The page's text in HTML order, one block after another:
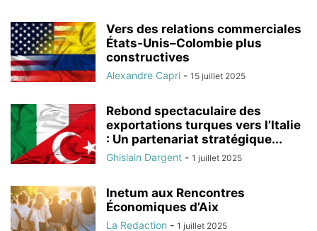
Vers des relations commerciales
États‑Unis–Colombie plus
constructives
Alexandre Capri - 15 juillet 2025
Rebond spectaculaire des
exportations turques vers l’Italie
: Un partenariat stratégique...
Ghislain Dargent - 1 juillet 2025
Inetum aux Rencontres
Économiques d’Aix
La Redaction - 1 juillet 2025